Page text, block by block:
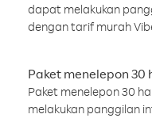
dapat melakukan
dengan tarif murah
Paket menelepon 30
Paket menelepon 30
melakukan panggilan